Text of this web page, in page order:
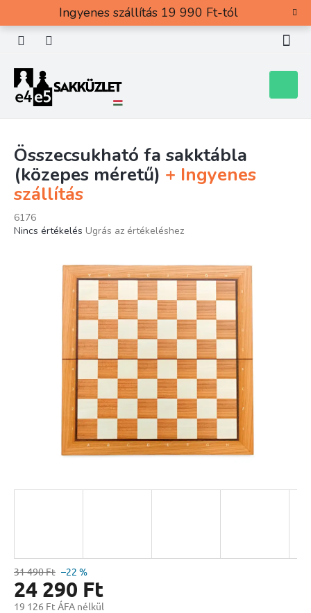
tartalomhoz
Ingyenes szállítás 19 990 Ft-tól
Összecsukható fa sakktábla
(közepes méretű) + Ingyenes
szállítás
6176
A
Nincs értékelés Ugrás az értékeléshez
31 490 Ft –22 %
24 290 Ft
19 126 Ft ÁFA nélkül